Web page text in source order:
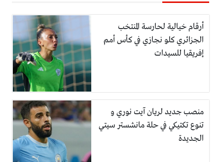
أرقام خيالية لحارسة المنتخب
الجزائري كلو نجازي في كأس أمم
إفريقيا للسيدات
منصب جديد لريان آيت نوري و
تنوع تكتيكي في حلة مانشستر سيتي
الجديدة